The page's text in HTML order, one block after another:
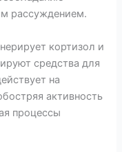
рассуждением.
кортизол и
средства для
на
активность
процессы